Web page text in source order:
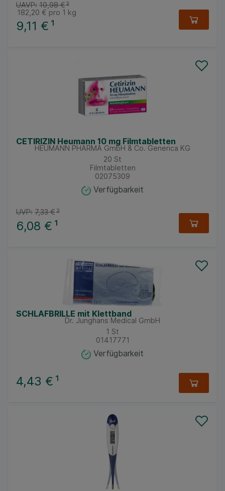
9,11 € ¹
UAVP: 10,98 €²
182,20 € pro 1 kg
CETIRIZIN Heumann 10 mg Filmtabletten
HEUMANN PHARMA GmbH & Co. Generica KG
20 St
Filmtabletten
02075309
Verfügbarkeit
6,08 € ¹
UVP: 7,33 €³
SCHLAFBRILLE mit Klettband
Dr. Junghans Medical GmbH
1 St
01417771
Verfügbarkeit
4,43 € ¹